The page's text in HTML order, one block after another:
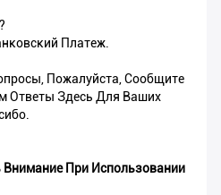
Платеж.
Пожалуйста, Сообщите
Здесь Для Ваших
Внимание При Использовании